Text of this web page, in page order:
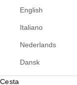
English
Italiano
Nederlands
Dansk
Cesta